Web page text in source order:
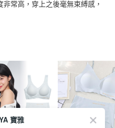
常高，穿上之後毫無束縛感，
寶雅